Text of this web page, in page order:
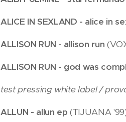
ALICE IN SEXLAND - alice in
ALLISON RUN - allison run
ALLISON RUN - god was
test pressing white label /
ALLUN - allun ep(TIJUANA